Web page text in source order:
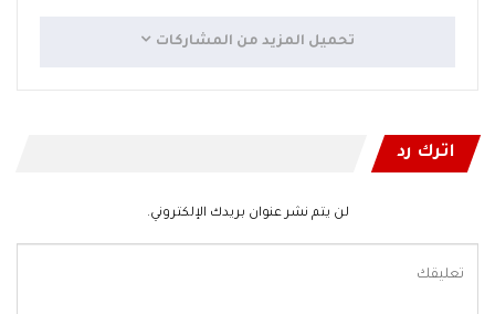
تحميل المزيد من المشاركات
اترك رد
لن يتم نشر عنوان بريدك الإلكتروني.